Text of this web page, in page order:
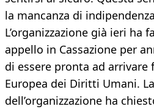
la mancanza di
L’organizzazione già ieri ha
appello in Cassazione per
di essere pronta ad arrivare
Europea dei Diritti Umani.
dell’organizzazione ha